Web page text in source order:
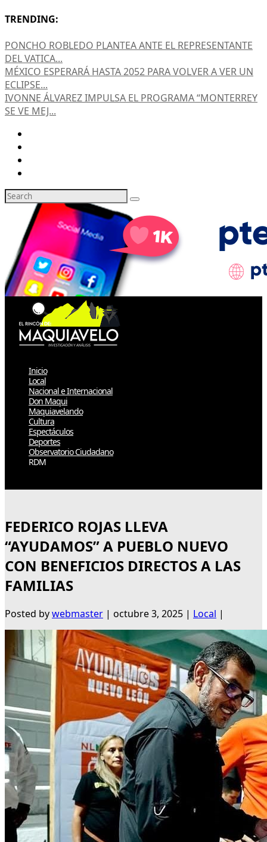
TRENDING:
PONCHO ROBLEDO PLANTEA ANTE EL REPRESENTANTE
DEL VATICA...
MÉXICO ESPERARÁ HASTA 2052 PARA VOLVER A VER UN
ECLIPSE...
IVONNE ÁLVAREZ IMPULSA EL PROGRAMA “MONTERREY
SE VE MEJ...
Inicio
Local
Nacional e Internacional
Don Maqui
Maquiavelando
Cultura
Espectáculos
Deportes
Observatorio Ciudadano
RDM
FEDERICO ROJAS LLEVA
“AYUDAMOS” A PUEBLO NUEVO
CON BENEFICIOS DIRECTOS A LAS
FAMILIAS
Posted bywebmaster | octubre 3, 2025 | Local |